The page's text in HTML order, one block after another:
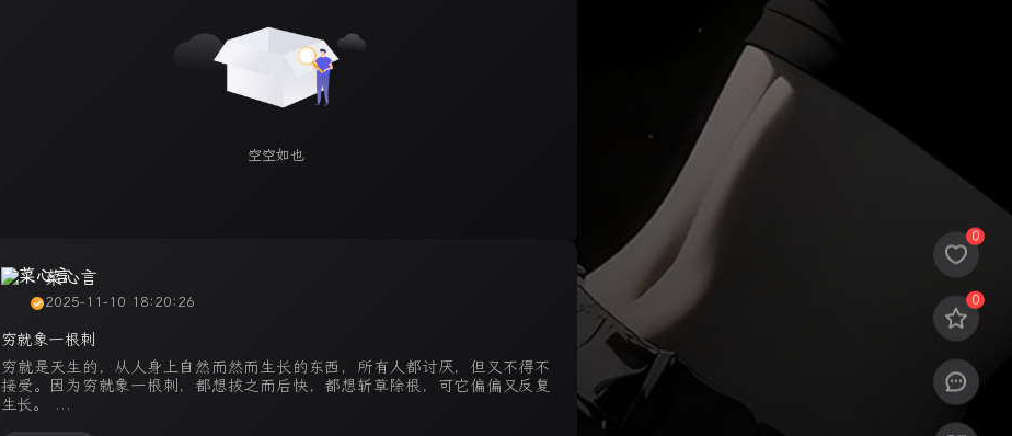
空空如也
菜心言
2025-11-10 18:20:26
穷就象一根刺
穷就是天生的，从人身上自然而然而生长的东西，所有人都讨厌，但又不得不
接受。因为穷就象一根刺，都想拔之而后快，都想斩草除根，可它偏偏又反复
生长。 ...
0
0